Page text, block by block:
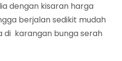
dengan kisaran harga
berjalan sedikit mudah
di karangan bunga serah